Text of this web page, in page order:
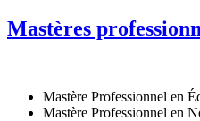
Mastères
Mastère Professionnel en
Mastère Professionnel en